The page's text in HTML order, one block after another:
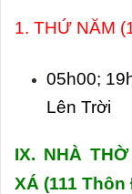
1. THỨ NĂM
05h00;
Lên Trời
IX. NHÀ
XÁ (111